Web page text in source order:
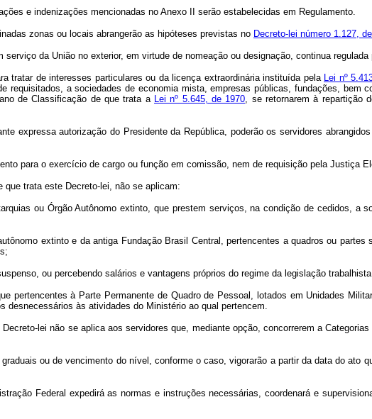
e indenizações mencionadas no Anexo II serão estabelecidas em Regulamento.
zonas ou locais abrangerão as hipóteses previstas no Decreto-lei número 1.127,
da União no exterior, em virtude de nomeação ou designação, continua regulada
tratar de interesses particulares ou da licença extraordinária instituída pela Lei nº
requisitados, a sociedades de economia mista, empresas públicas, fundações, bem
de Classificação de que trata a
Lei nº 5.645, de 1970 , se retornarem à repartição
autorização do Presidente da República, poderão os servidores
o exercício de cargo ou função em comissão, nem de requisição pela Justiça
trata este Decreto-lei, não se aplicam:
ou Órgão Autônomo extinto, que prestem serviços, na condição de cedidos, a
extinto e da antiga Fundação Brasil Central, pertencentes a quadros ou partes
ou percebendo salários e vantagens próprios do regime da legislação
à Parte Permanente de Quadro de Pessoal, lotados em Unidades
às atividades do Ministério ao qual pertencem.
lei não se aplica aos servidores que, mediante opção, concorrerem a
ou de vencimento do nível, conforme o caso, vigorarão a partir da data do ato
Federal expedirá as normas e instruções necessárias, coordenará e